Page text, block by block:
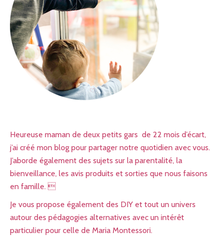
Heureuse maman de deux petits gars de 22 mois d’écart,
j’ai créé mon blog pour partager notre quotidien avec vous.
J’aborde également des sujets sur la parentalité, la
bienveillance, les avis produits et sorties que nous faisons
en famille. 
Je vous propose également des DIY et tout un univers
autour des pédagogies alternatives avec un intérêt
particulier pour celle de Maria Montessori.